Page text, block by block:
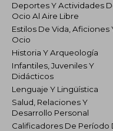
Deportes Y Actividades De
Ocio Al Aire Libre
Estilos De Vida, Aficiones Y
Ocio
Historia Y Arqueología
Infantiles, Juveniles Y
Didácticos
Lenguaje Y Lingüística
Salud, Relaciones Y
Desarrollo Personal
Calificadores De Período De